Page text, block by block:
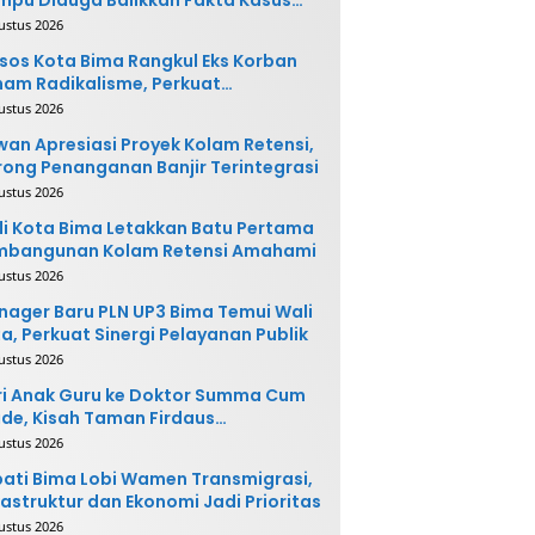
2026
Kota Bima Rangkul Eks Korban
Radikalisme, Perkuat
Sosial
2026
Apresiasi Proyek Kolam Retensi,
Penanganan Banjir Terintegrasi
2026
Kota Bima Letakkan Batu Pertama
Kolam Retensi Amahami
2026
Baru PLN UP3 Bima Temui Wali
Perkuat Sinergi Pelayanan Publik
2026
Anak Guru ke Doktor Summa Cum
Kisah Taman Firdaus
2026
Bima Lobi Wamen Transmigrasi,
dan Ekonomi Jadi Prioritas
2026